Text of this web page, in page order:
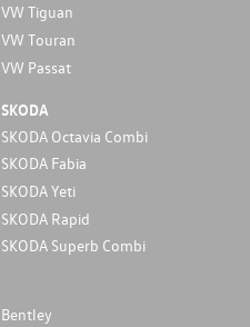
VW Tiguan
VW Touran
VW Passat
SKODA
SKODA Octavia Combi
SKODA Fabia
SKODA Yeti
SKODA Rapid
SKODA Superb Combi
Bentley